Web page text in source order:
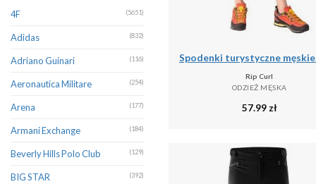
4F (5651)
Adidas (832)
Adriano Guinari (116)
Aeronautica Militare (254)
Arena (177)
Armani Exchange (184)
Beverly Hills Polo Club (129)
BIG STAR (392)
Rip Curl
ODZIEŻ MĘSKA
57.99 zł